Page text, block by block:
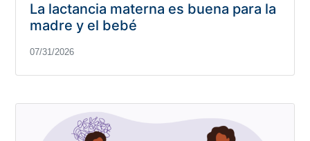
La lactancia materna es buena para la
madre y el bebé
07/31/2026